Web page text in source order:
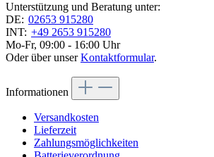
Unterstützung und Beratung unter:
DE: 02653 915280
INT: +49 2653 915280
Mo-Fr, 09:00 - 16:00 Uhr
Oder über unserKontaktformular.
Informationen
Versandkosten
Lieferzeit
Zahlungsmöglichkeiten